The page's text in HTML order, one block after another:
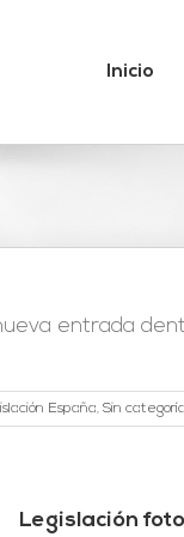
Inicio
entrada
España, Sin categoría
Legislación